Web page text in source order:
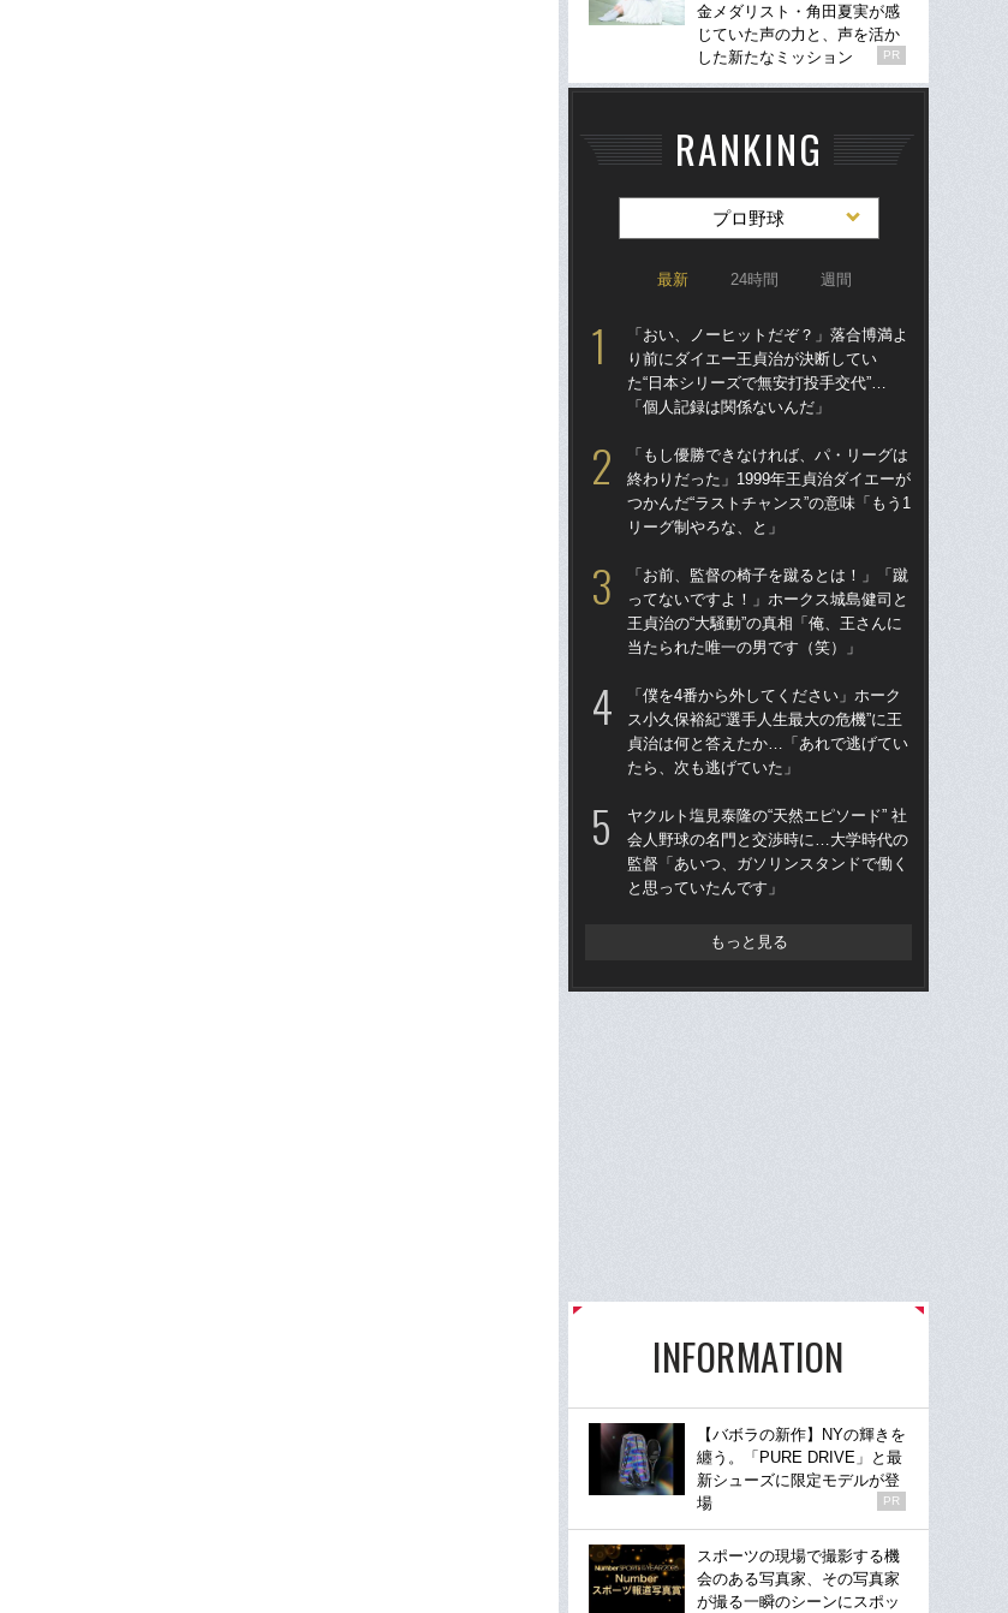
金メダリスト・角田夏実が感
じていた声の力と、声を活か
した新たなミッション
PR
RANKING
プロ野球
最新 24時間 週間
「おい、ノーヒットだぞ？」落合博満よ
り前にダイエー王貞治が決断してい
た“日本シリーズで無安打投手交代”…
「個人記録は関係ないんだ」
「もし優勝できなければ、パ・リーグは
終わりだった」1999年王貞治ダイエーが
つかんだ“ラストチャンス”の意味「もう1
リーグ制やろな、と」
「お前、監督の椅子を蹴るとは！」「蹴
ってないですよ！」ホークス城島健司と
王貞治の“大騒動”の真相「俺、王さんに
当たられた唯一の男です（笑）」
「僕を4番から外してください」ホーク
ス小久保裕紀“選手人生最大の危機”に王
貞治は何と答えたか…「あれで逃げてい
たら、次も逃げていた」
ヤクルト塩見泰隆の“天然エピソード” 社
会人野球の名門と交渉時に…大学時代の
監督「あいつ、ガソリンスタンドで働く
と思っていたんです」
もっと見る
INFORMATION
【バボラの新作】NYの輝きを
纏う。「PURE DRIVE」と最
新シューズに限定モデルが登
場
PR
スポーツの現場で撮影する機
会のある写真家、その写真家
が撮る一瞬のシーンにスポッ